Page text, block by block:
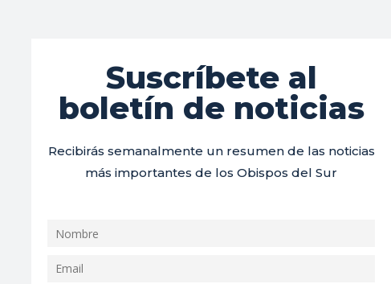
Suscríbete al
boletín de noticias
Recibirás semanalmente un resumen de las noticias
más importantes de los Obispos del Sur